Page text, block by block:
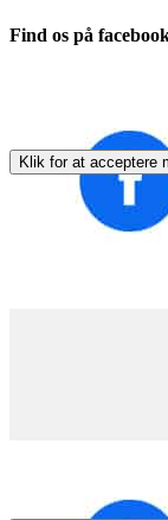
Find os på
Klik for at acceptere